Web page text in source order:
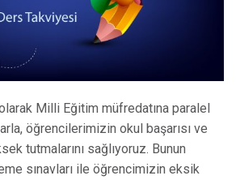
Milli Eğitim müfredatına paralel
öğrencilerimizin okul başarısı ve
tutmalarını sağlıyoruz. Bunun
sınavları ile öğrencimizin eksik